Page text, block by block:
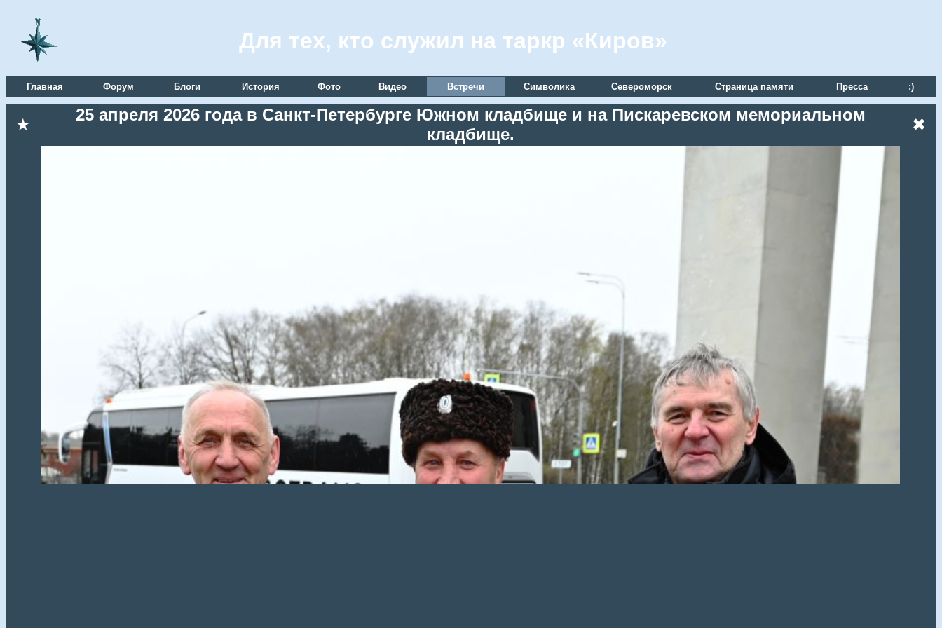
Для тех, кто служил на таркр «Киров»
Главная Форум Блоги История Фото Видео Встречи Символика Североморск Страница памяти Пресса :)
★
25 апреля 2026 года в Санкт-Петербурге Южном кладбище и на Пискаревском мемориальном
кладбище.
✖